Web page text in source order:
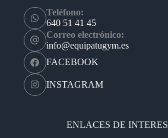
Teléfono:
640 51 41 45
Correo electrónico:
info@equipatugym.es
FACEBOOK
INSTAGRAM
ENLACES DE INTERES